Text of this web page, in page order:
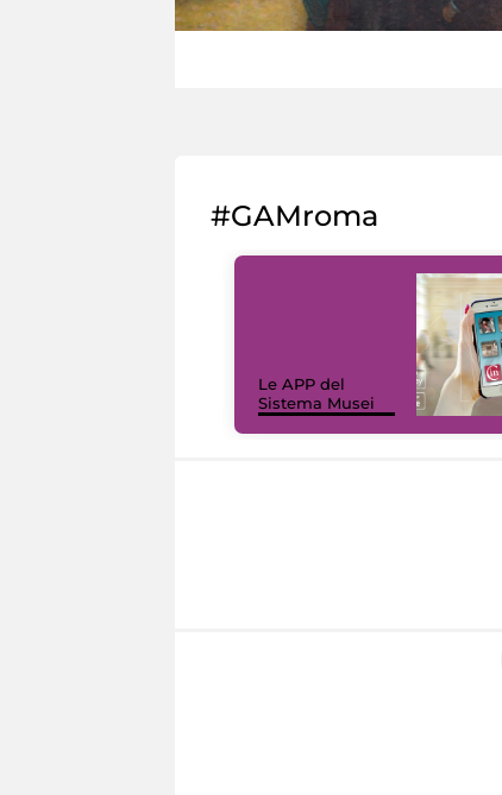
#GAMroma
Le APP del
Sistema Musei